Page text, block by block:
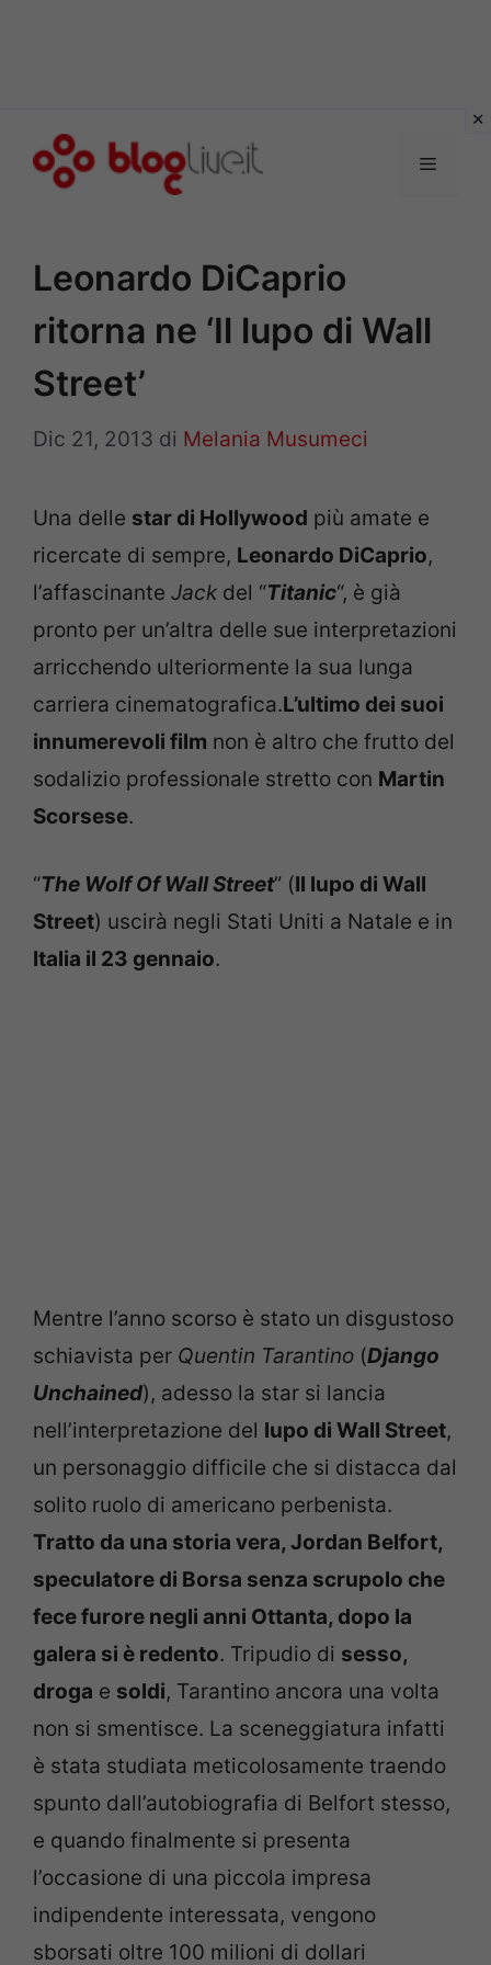
Menu
Leonardo DiCaprio
ritorna ne ‘Il lupo di Wall
Street’
Dic 21, 2013 di Melania Musumeci
Una delle star di Hollywood più amate e
ricercate di sempre, Leonardo DiCaprio,
l’affascinante Jack del “Titanic“, è già
pronto per un’altra delle sue interpretazioni
arricchendo ulteriormente la sua lunga
carriera cinematografica.L’ultimo dei suoi
innumerevoli film non è altro che frutto del
sodalizio professionale stretto con Martin
Scorsese.
“The Wolf Of Wall Street” (Il lupo di Wall
Street) uscirà negli Stati Uniti a Natale e in
Italia il 23 gennaio.
Mentre l’anno scorso è stato un disgustoso
schiavista per Quentin Tarantino (Django
Unchained), adesso la star si lancia
nell’interpretazione del lupo di Wall Street,
un personaggio difficile che si distacca dal
solito ruolo di americano perbenista.
Tratto da una storia vera, Jordan Belfort,
speculatore di Borsa senza scrupolo che
fece furore negli anni Ottanta, dopo la
galera si è redento. Tripudio di sesso,
droga e soldi, Tarantino ancora una volta
non si smentisce. La sceneggiatura infatti
è stata studiata meticolosamente traendo
spunto dall’autobiografia di Belfort stesso,
e quando finalmente si presenta
l’occasione di una piccola impresa
indipendente interessata, vengono
sborsati oltre 100 milioni di dollari